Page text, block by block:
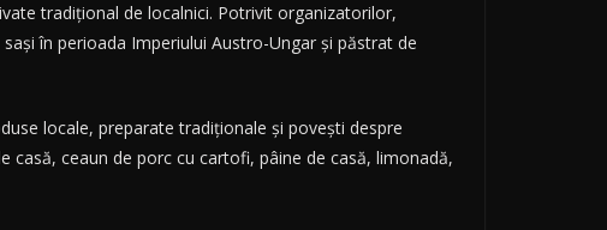
tradițional de localnici. Potrivit organizatorilor,
în perioada Imperiului Austro-Ungar și păstrat de
locale, preparate tradiționale și povești despre
casă, ceaun de porc cu cartofi, pâine de casă, limonadă,